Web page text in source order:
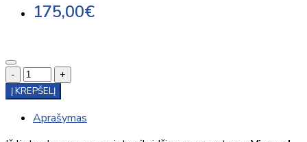
175,00€
-
+
Į KREPŠELĮ
Aprašymas